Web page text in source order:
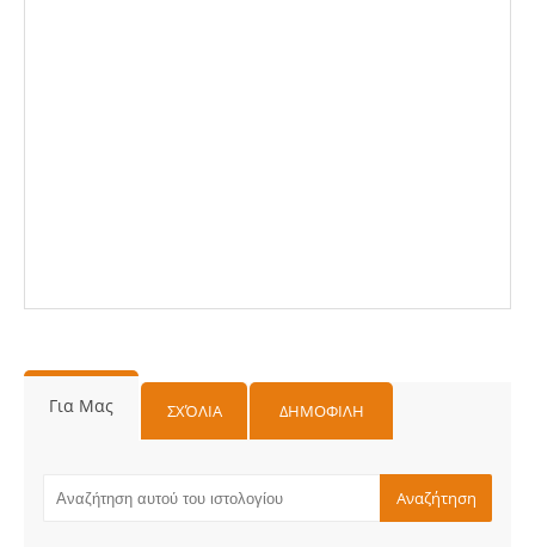
Για Μας ΣΧΌΛΙΑ ΔΗΜΟΦΙΛΗ